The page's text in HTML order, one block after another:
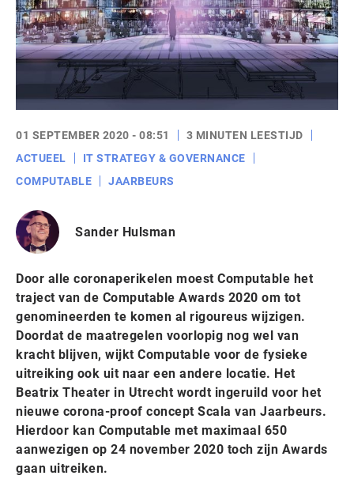
01 SEPTEMBER 2020 - 08:51
3 MINUTEN LEESTIJD
ACTUEEL
IT STRATEGY & GOVERNANCE
COMPUTABLE
JAARBEURS
Sander Hulsman
Door alle coronaperikelen moest Computable het
traject van de Computable Awards 2020 om tot
genomineerden te komen al rigoureus wijzigen.
Doordat de maatregelen voorlopig nog wel van
kracht blijven, wijkt Computable voor de fysieke
uitreiking ook uit naar een andere locatie. Het
Beatrix Theater in Utrecht wordt ingeruild voor het
nieuwe corona-proof concept Scala van Jaarbeurs.
Hierdoor kan Computable met maximaal 650
aanwezigen op 24 november 2020 toch zijn Awards
gaan uitreiken.